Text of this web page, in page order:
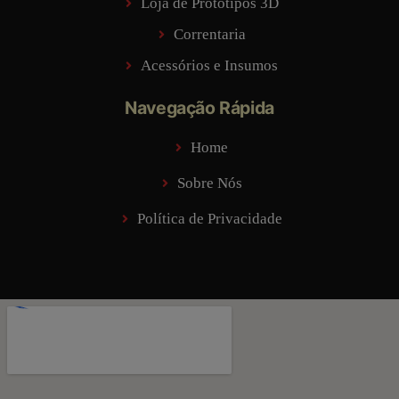
Correntaria
Acessórios e Insumos
Navegação Rápida
Home
Sobre Nós
Política de Privacidade